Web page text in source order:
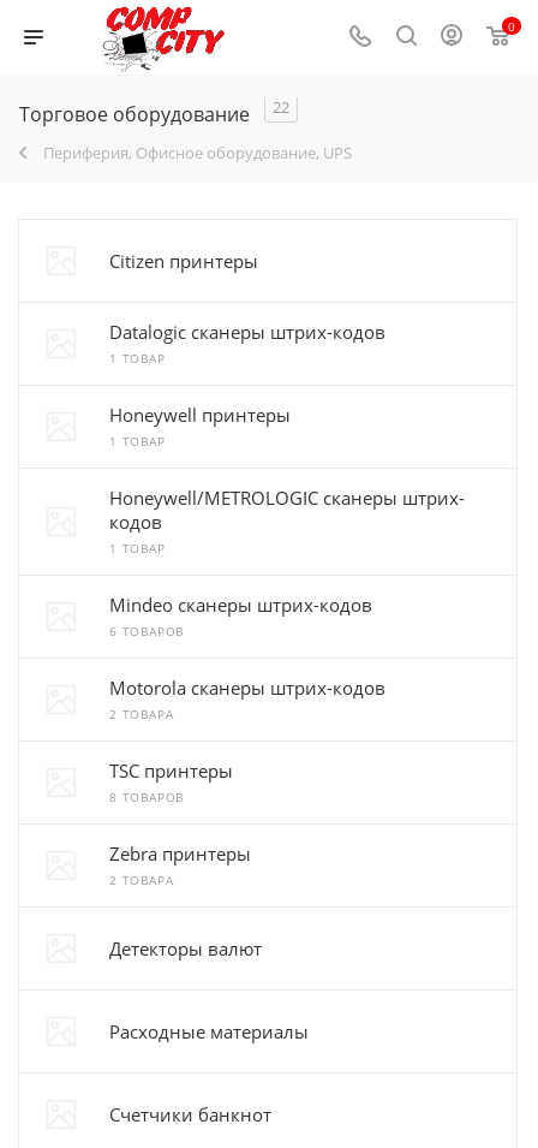
0
Торговое оборудование 22
Периферия, Офисное оборудование, UPS
Citizen принтеры
Datalogic сканеры штрих-кодов
1 ТОВАР
Honeywell принтеры
1 ТОВАР
Honeywell/METROLOGIC сканеры штрих-
кодов
1 ТОВАР
Mindeo сканеры штрих-кодов
6 ТОВАРОВ
Motorola сканеры штрих-кодов
2 ТОВАРА
TSC принтеры
8 ТОВАРОВ
Zebra принтеры
2 ТОВАРА
Детекторы валют
Расходные материалы
Счетчики банкнот